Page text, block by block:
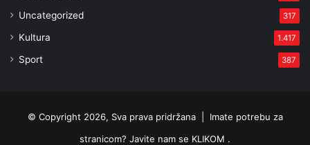
Uncategorized 317
Kultura 1.417
Sport 387
© Copyright 2026, Sva prava pridržana | Imate potrebu za
stranicom? Javite nam se KLIKOM .